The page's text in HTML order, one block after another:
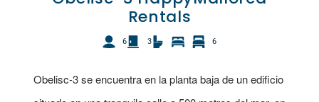
Rentals
6 3 6
Obelisc-3 se encuentra en la planta baja de un edificio